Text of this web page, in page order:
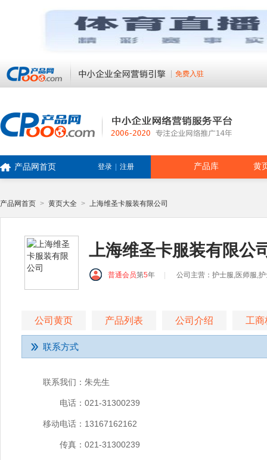
免费入驻
产品网首页 登录 注册 产品库 黄
产品网首页 > 黄页大全 > 上海维圣卡服装有限公司
上海维圣卡服装有限公
普通会员第5年 公司主营：护士服,医师服,
公司黄页 产品列表 公司介绍 工商
联系方式
联系我们： 朱先生
电话： 021-31300239
移动电话： 13167162162
传真： 021-31300239